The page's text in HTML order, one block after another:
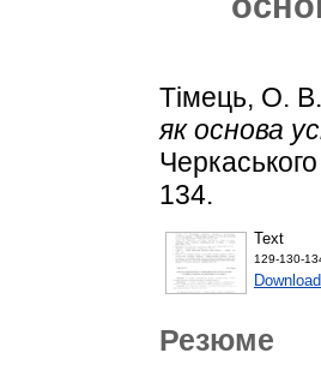
Тімець, О. В.
як основа
134.
Text
129-130-
Резюме